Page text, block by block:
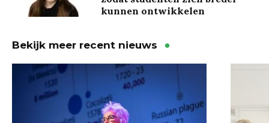
kunnen ontwikkelen
Bekijk meer recent nieuws